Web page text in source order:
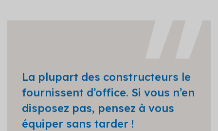
La plupart des constructeurs le
fournissent d’office. Si vous n’en
disposez pas, pensez à vous
équiper sans tarder !